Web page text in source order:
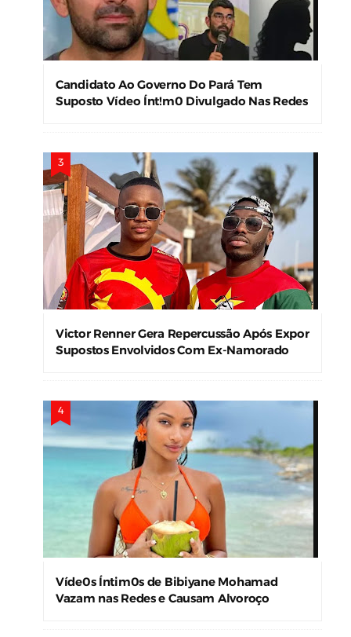
Candidato Ao Governo Do Pará Tem
Suposto Vídeo Ínt!m0 Divulgado Nas Redes
Victor Renner Gera Repercussão Após Expor
Supostos Envolvidos Com Ex-Namorado
Víde0s Íntim0s de Bibiyane Mohamad
Vazam nas Redes e Causam Alvoroço